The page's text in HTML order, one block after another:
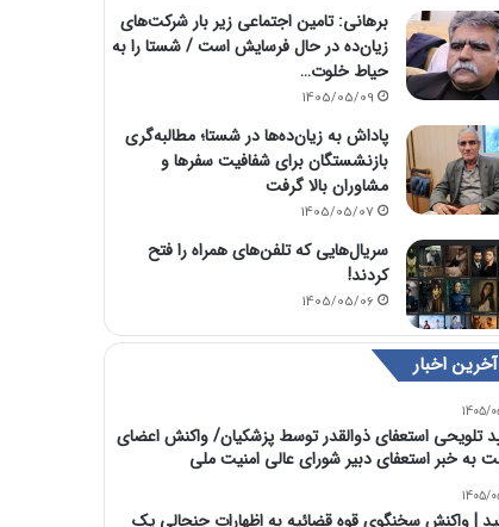
برهانی: تامین اجتماعی زیر بار شرکت‌های
زیان‌ده در حال فرسایش است / شستا را به
حیاط خلوت…
1405/05/09
پاداش به زیان‌ده‌ها در شستا؛ مطالبه‌گری
بازنشستگان برای شفافیت سفرها و
مشاوران بالا گرفت
1405/05/07
سریال‌هایی که تلفن‌های همراه را فتح
کردند!
1405/05/06
آخرین اخبار
1405/
تلویحی استعفای ذوالقدر توسط پزشکیان/ واکنش اعضای
به خبر استعفای دبیر شورای عالی امنیت ملی
1405/
| واکنش سخنگوی قوه قضائیه به اظهارات جنجالی یک